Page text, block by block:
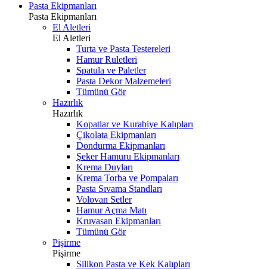
Pasta Ekipmanları
Pasta Ekipmanları
El Aletleri
El Aletleri
Turta ve Pasta Testereleri
Hamur Ruletleri
Spatula ve Paletler
Pasta Dekor Malzemeleri
Tümünü Gör
Hazırlık
Hazırlık
Kopatlar ve Kurabiye Kalıpları
Çikolata Ekipmanları
Dondurma Ekipmanları
Şeker Hamuru Ekipmanları
Krema Duyları
Krema Torba ve Pompaları
Pasta Sıvama Standları
Volovan Setler
Hamur Açma Matı
Kruvasan Ekipmanları
Tümünü Gör
Pişirme
Pişirme
Silikon Pasta ve Kek Kalıpları